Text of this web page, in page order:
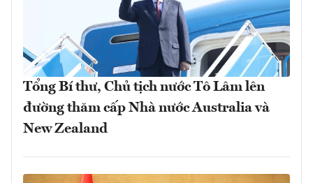
Tổng Bí thư, Chủ tịch nước Tô Lâm lên
đường thăm cấp Nhà nước Australia và
New Zealand